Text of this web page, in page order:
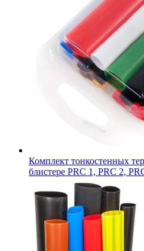
Комплект тонкостенных
блистере PRC 1, PRC 2,